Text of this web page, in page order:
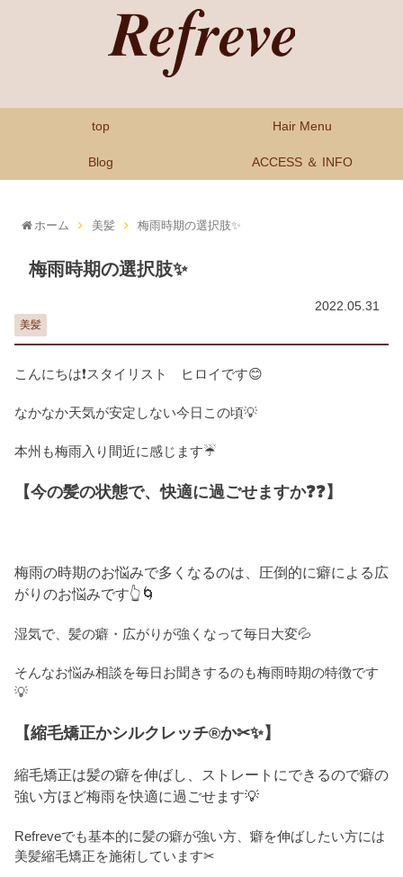
top Hair Menu
Blog ACCESS ＆ INFO
ホーム 美髪 梅雨時期の選択肢✨
梅雨時期の選択肢✨
2022.05.31
美髪
こんにちは❗スタイリスト ヒロイです😊
なかなか天気が安定しない今日この頃💡
本州も梅雨入り間近に感じます☔
【今の髪の状態で、快適に過ごせますか❓❓】
梅雨の時期のお悩みで多くなるのは、圧倒的に癖による広
がりのお悩みです👆🌀
湿気で、髪の癖・広がりが強くなって毎日大変💦
そんなお悩み相談を毎日お聞きするのも梅雨時期の特徴です
💡
【縮毛矯正かシルクレッチ®か✂✨】
縮毛矯正は髪の癖を伸ばし、ストレートにできるので癖の
強い方ほど梅雨を快適に過ごせます💡
Refreveでも基本的に髪の癖が強い方、癖を伸ばしたい方には
美髪縮毛矯正を施術しています✂